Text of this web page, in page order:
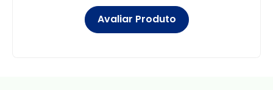
Avaliar Produto